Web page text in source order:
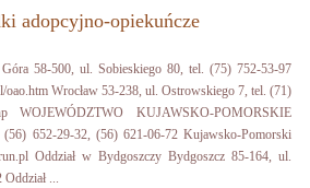
adopcyjno-opiekuńcze
58-500, ul. Sobieskiego 80, tel. (75) 752-53-97
Wrocław 53-238, ul. Ostrowskiego 7, tel. (71)
WOJEWÓDZTWO KUJAWSKO-POMORSKIE
652-29-32, (56) 621-06-72 Kujawsko-Pomorski
Oddział w Bydgoszczy Bydgoszcz 85-164, ul.
...